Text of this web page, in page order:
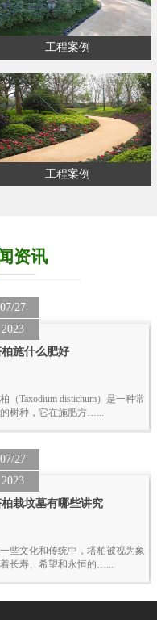
工程案例
工程案例
资讯
07/27
2023
施什么肥好
（Taxodium distichum）是一种常
的树种，它在施肥方…...
07/27
2023
栽坟墓有哪些讲究
些文化和传统中，塔柏被视为象
长寿、希望和永恒的…...